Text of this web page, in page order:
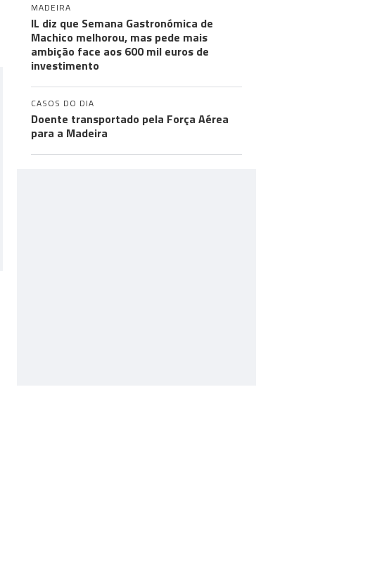
MADEIRA
IL diz que Semana Gastronómica de
Machico melhorou, mas pede mais
ambição face aos 600 mil euros de
investimento
CASOS DO DIA
Doente transportado pela Força Aérea
para a Madeira